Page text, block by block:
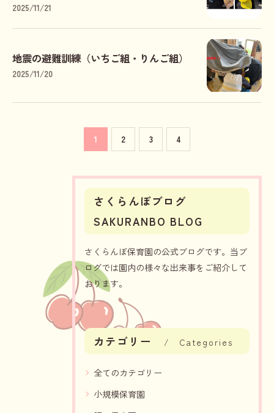
2025/11/21
地震の避難訓練（いちご組・りんご組）
2025/11/20
1 2 3 4
さくらんぼブログ
SAKURANBO BLOG
さくらんぼ保育園の公式ブログです。当ブ
ログでは園内の様々な出来事をご紹介して
おります。
カテゴリー Categories
全てのカテゴリー
小規模保育園